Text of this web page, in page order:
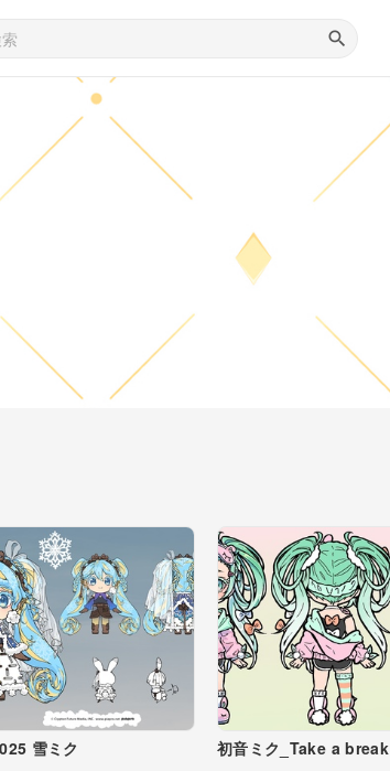
雪ミク 初音ミク_Take a break